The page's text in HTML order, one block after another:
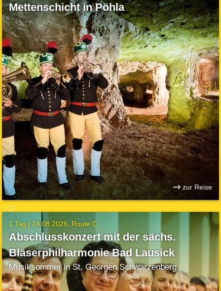
Mettenschicht in Pöhla
zur Reise
1 Tag | 24.08.2026 Route C
Abschlusskonzert mit der sächs.
Bläserphilharmonie Bad Lausick
Musiksommer in St. Georgen Schwarzenberg